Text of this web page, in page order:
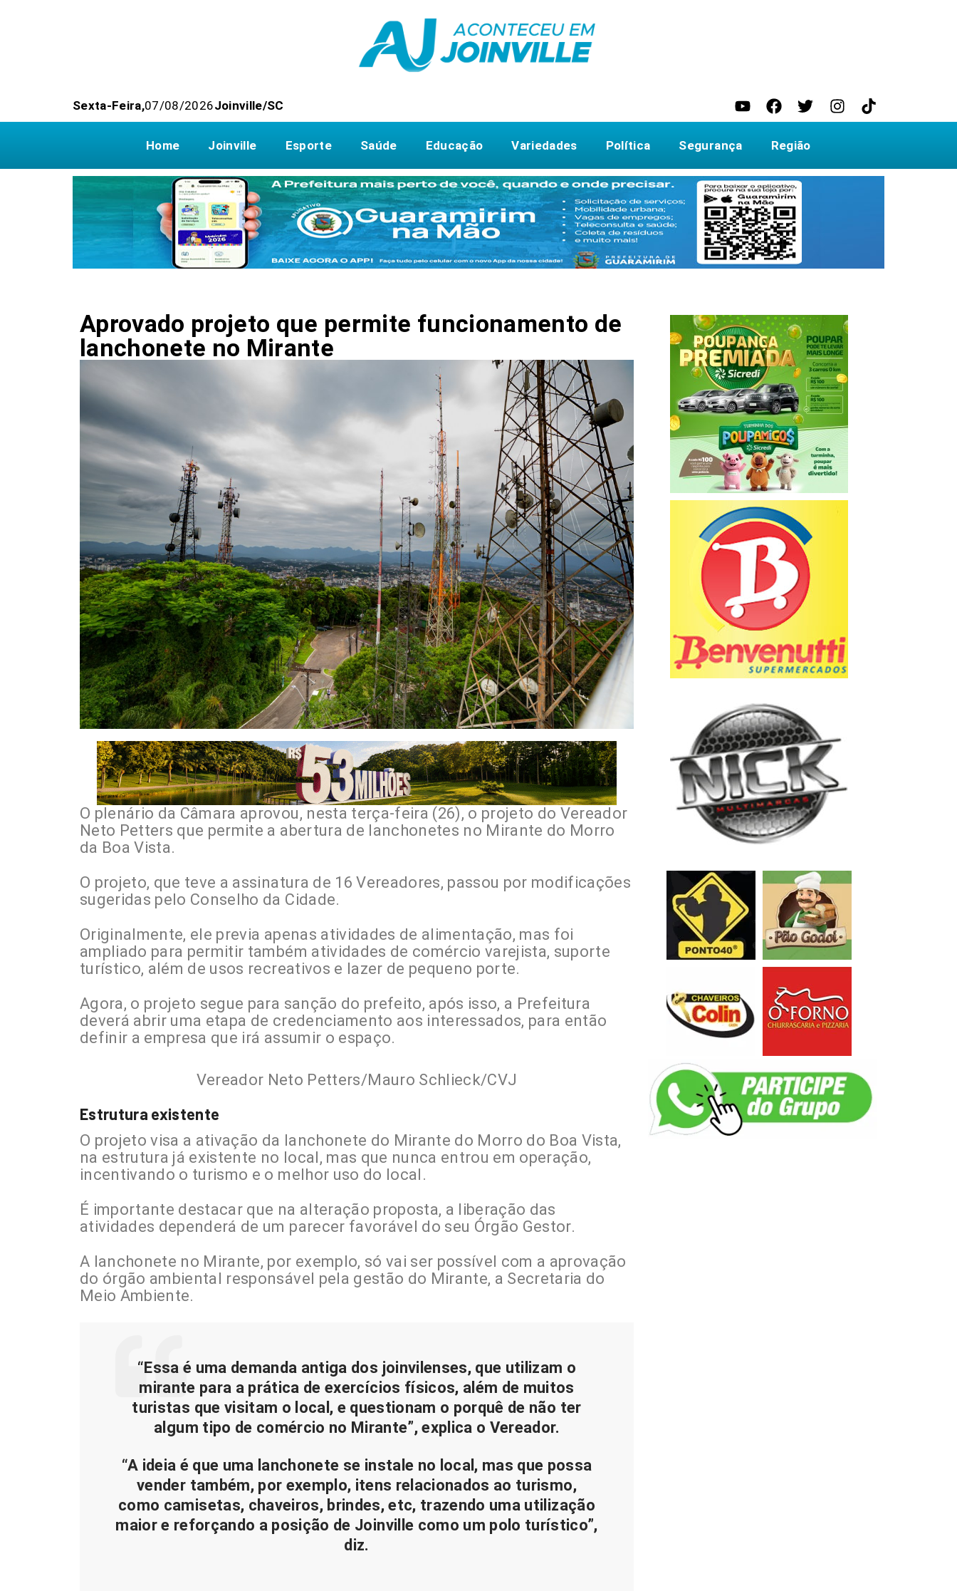
Sexta-Feira,07/08/2026Joinville/SC
Home Joinville Esporte Saúde Educação Variedades Política Segurança Região
Aprovado projeto que permite funcionamento de
lanchonete no Mirante
O plenário da Câmara aprovou, nesta terça-feira (26), o projeto do Vereador
Neto Petters que permite a abertura de lanchonetes no Mirante do Morro
da Boa Vista.
O projeto, que teve a assinatura de 16 Vereadores, passou por modificações
sugeridas pelo Conselho da Cidade.
Originalmente, ele previa apenas atividades de alimentação, mas foi
ampliado para permitir também atividades de comércio varejista, suporte
turístico, além de usos recreativos e lazer de pequeno porte.
Agora, o projeto segue para sanção do prefeito, após isso, a Prefeitura
deverá abrir uma etapa de credenciamento aos interessados, para então
definir a empresa que irá assumir o espaço.
Vereador Neto Petters/Mauro Schlieck/CVJ
Estrutura existente
O projeto visa a ativação da lanchonete do Mirante do Morro do Boa Vista,
na estrutura já existente no local, mas que nunca entrou em operação,
incentivando o turismo e o melhor uso do local.
É importante destacar que na alteração proposta, a liberação das
atividades dependerá de um parecer favorável do seu Órgão Gestor.
A lanchonete no Mirante, por exemplo, só vai ser possível com a aprovação
do órgão ambiental responsável pela gestão do Mirante, a Secretaria do
Meio Ambiente.
“Essa é uma demanda antiga dos joinvilenses, que utilizam o
mirante para a prática de exercícios físicos, além de muitos
turistas que visitam o local, e questionam o porquê de não ter
algum tipo de comércio no Mirante”, explica o Vereador.
“A ideia é que uma lanchonete se instale no local, mas que possa
vender também, por exemplo, itens relacionados ao turismo,
como camisetas, chaveiros, brindes, etc, trazendo uma utilização
maior e reforçando a posição de Joinville como um polo turístico”,
diz.